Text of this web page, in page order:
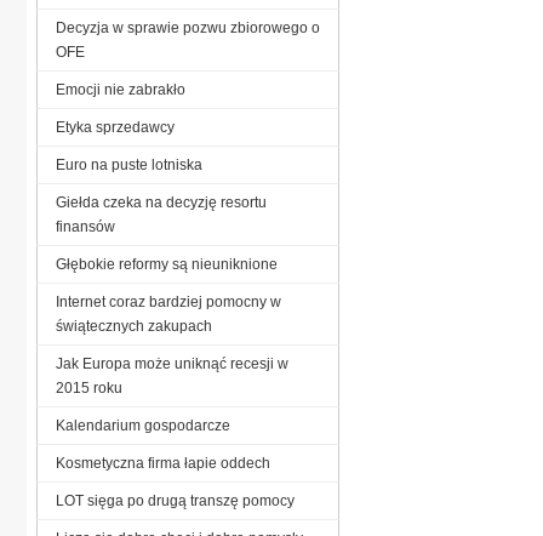
Decyzja w sprawie pozwu zbiorowego o
OFE
Emocji nie zabrakło
Etyka sprzedawcy
Euro na puste lotniska
Giełda czeka na decyzję resortu
finansów
Głębokie reformy są nieuniknione
Internet coraz bardziej pomocny w
świątecznych zakupach
Jak Europa może uniknąć recesji w
2015 roku
Kalendarium gospodarcze
Kosmetyczna firma łapie oddech
LOT sięga po drugą transzę pomocy